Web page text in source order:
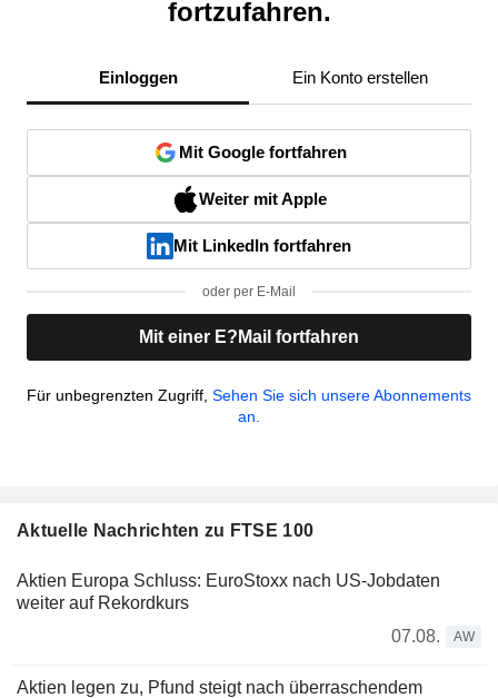
fortzufahren.
Einloggen Ein Konto erstellen
Mit Google fortfahren
Weiter mit Apple
Mit LinkedIn fortfahren
oder per E-Mail
Mit einer E?Mail fortfahren
Für unbegrenzten Zugriff, Sehen Sie sich unsere Abonnements
an.
Aktuelle Nachrichten zu FTSE 100
Aktien Europa Schluss: EuroStoxx nach US-Jobdaten
weiter auf Rekordkurs
07.08.
AW
Aktien legen zu, Pfund steigt nach überraschendem